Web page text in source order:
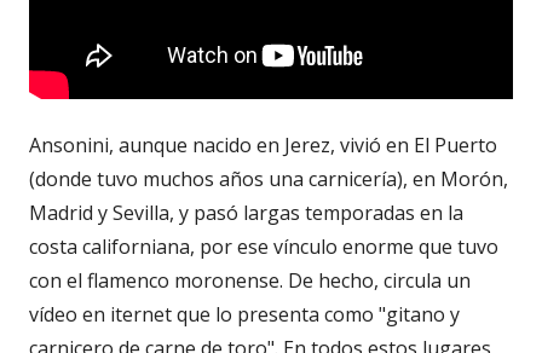
Ansonini, aunque nacido en Jerez, vivió en El Puerto
(donde tuvo muchos años una carnicería), en Morón,
Madrid y Sevilla, y pasó largas temporadas en la
costa californiana, por ese vínculo enorme que tuvo
con el flamenco moronense. De hecho, circula un
vídeo en iternet que lo presenta como "gitano y